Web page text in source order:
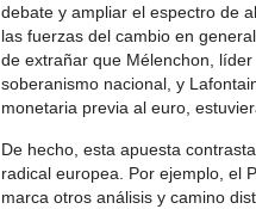
debate y ampliar el espectro de
las fuerzas del cambio en
de extrañar que Mélenchon,
soberanismo nacional, y
monetaria previa al euro,
De hecho, esta apuesta
radical europea. Por ejemplo, el
marca otros análisis y camino